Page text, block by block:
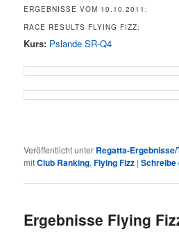
ERGEBNISSE VOM 10.10.2011:
RACE RESULTS FLYING FIZZ:
Kurs: Pslande SR-Q4
Veröffentlicht unter Regatta-
mitClub Ranking,Flying Fizz |Schreibe
Ergebnisse Flying